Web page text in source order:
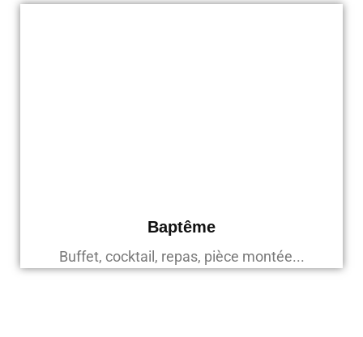
Baptême
Buffet, cocktail, repas, pièce montée...